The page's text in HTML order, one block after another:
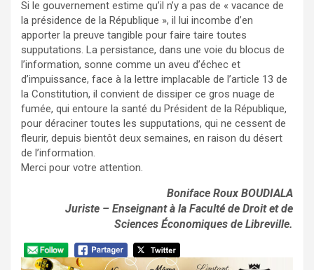
Si le gouvernement estime qu’il n’y a pas de « vacance de
la présidence de la République », il lui incombe d’en
apporter la preuve tangible pour faire taire toutes
supputations. La persistance, dans une voie du blocus de
l’information, sonne comme un aveu d’échec et
d’impuissance, face à la lettre implacable de l’article 13 de
la Constitution, il convient de dissiper ce gros nuage de
fumée, qui entoure la santé du Président de la République,
pour déraciner toutes les supputations, qui ne cessent de
fleurir, depuis bientôt deux semaines, en raison du désert
de l’information.
Merci pour votre attention.
Boniface Roux BOUDIALA
Juriste – Enseignant à la Faculté de Droit et de
Sciences Économiques de Libreville.